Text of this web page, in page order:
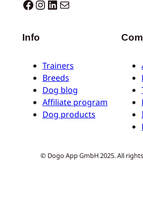
Dogo facebook InstagramLinkedIn Correo electrónico
Info
Trainers
Breeds
Dog blog
Affiliate program
Dog products
© Dogo App GmbH 2025. All